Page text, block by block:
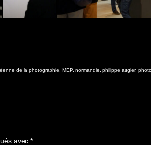
de la photographie MEP, normandie philippe augier,
avec *